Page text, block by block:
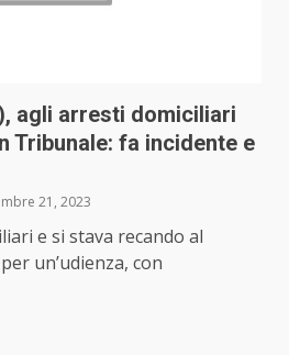
agli arresti domiciliari
Tribunale: fa incidente e
21, 2023
e si stava recando al
un’udienza, con